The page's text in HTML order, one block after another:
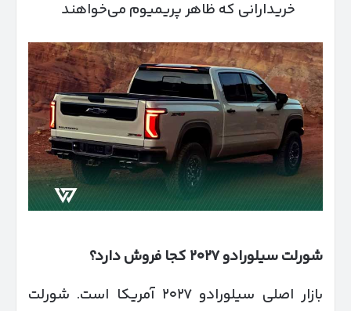
خریدارانی که ظاهر پریمیوم می‌خواهند
شورلت سیلورادو۲۰۲۷ کجا فروش دارد؟
بازار اصلی سیلورادو ۲۰۲۷ آمریکا است. شورلت